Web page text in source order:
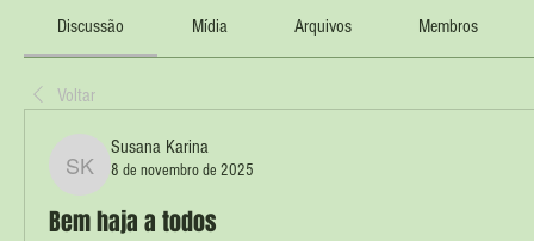
Discussão Mídia Arquivos Membros
Voltar
Susana Karina
Susana Karina
8 de novembro de 2025
Bem haja a todos